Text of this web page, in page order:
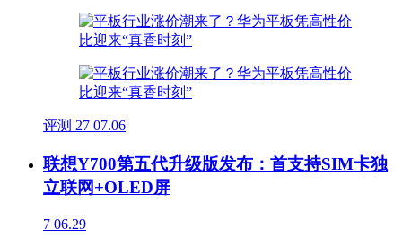
评测 27 07.06
联想Y700第五代升级版发布：首支持SIM卡独
立联网+OLED屏
7 06.29